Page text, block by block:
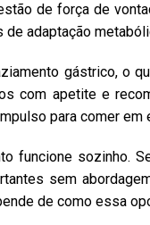
de força de
adaptação
gástrico, o
com apetite e
para comer
funcione sozinho.
sem
de como essa